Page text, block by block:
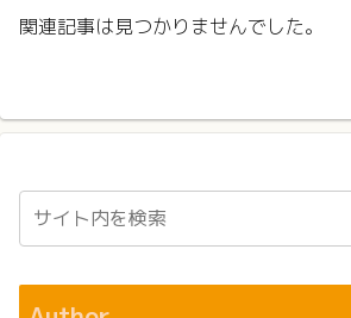
関連記事は見つかりませんでした。